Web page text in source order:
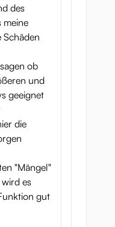
des
meine
ob
und
geeignet
die
"Mängel"
es
gut